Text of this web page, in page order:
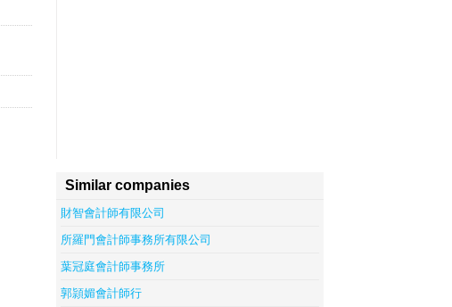
Similar companies
財智會計師有限公司
所羅門會計師事務所有限公司
葉冠庭會計師事務所
郭頴媚會計師行